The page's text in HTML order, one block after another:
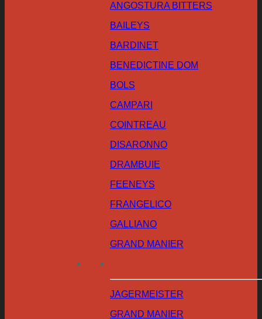
ANGOSTURA BITTERS
BAILEYS
BARDINET
BENEDICTINE DOM
BOLS
CAMPARI
COINTREAU
DISARONNO
DRAMBUIE
FEENEYS
FRANGELICO
GALLIANO
GRAND MANIER
JAGERMEISTER
GRAND MANIER